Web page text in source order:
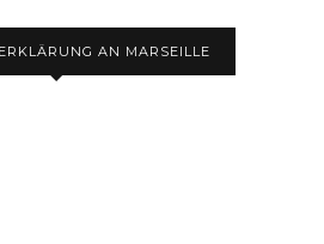
AN MARSEILLE